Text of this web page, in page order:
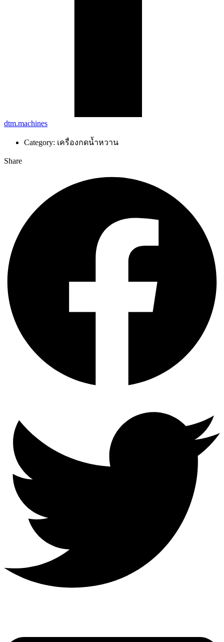
dtm.machines
Category: เครื่องกดน้ำหวาน
Share